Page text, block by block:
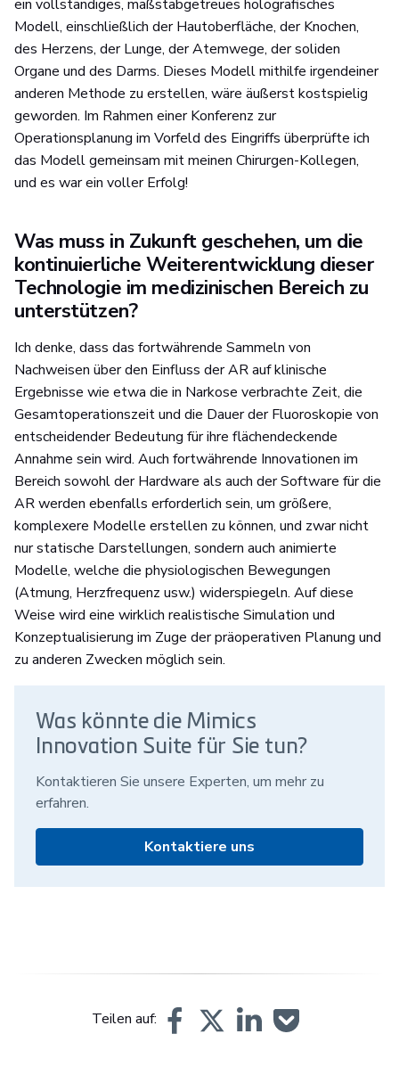
ein vollständiges, maßstabgetreues holografisches
Modell, einschließlich der Hautoberfläche, der Knochen,
des Herzens, der Lunge, der Atemwege, der soliden
Organe und des Darms. Dieses Modell mithilfe irgendeiner
anderen Methode zu erstellen, wäre äußerst kostspielig
geworden. Im Rahmen einer Konferenz zur
Operationsplanung im Vorfeld des Eingriffs überprüfte ich
das Modell gemeinsam mit meinen Chirurgen-Kollegen,
und es war ein voller Erfolg!
Was muss in Zukunft geschehen, um die
kontinuierliche Weiterentwicklung dieser
Technologie im medizinischen Bereich zu
unterstützen?
Ich denke, dass das fortwährende Sammeln von
Nachweisen über den Einfluss der AR auf klinische
Ergebnisse wie etwa die in Narkose verbrachte Zeit, die
Gesamtoperationszeit und die Dauer der Fluoroskopie von
entscheidender Bedeutung für ihre flächendeckende
Annahme sein wird. Auch fortwährende Innovationen im
Bereich sowohl der Hardware als auch der Software für die
AR werden ebenfalls erforderlich sein, um größere,
komplexere Modelle erstellen zu können, und zwar nicht
nur statische Darstellungen, sondern auch animierte
Modelle, welche die physiologischen Bewegungen
(Atmung, Herzfrequenz usw.) widerspiegeln. Auf diese
Weise wird eine wirklich realistische Simulation und
Konzeptualisierung im Zuge der präoperativen Planung und
zu anderen Zwecken möglich sein.
Was könnte die Mimics
Innovation Suite für Sie tun?
Kontaktieren Sie unsere Experten, um mehr zu
erfahren.
Kontaktiere uns
Teilen auf: